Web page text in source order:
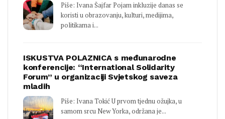
Piše: Ivana Šajfar Pojam inkluzije danas se
koristi u obrazovanju, kulturi, medijima,
politikama i...
ISKUSTVA POLAZNICA s međunarodne
konferencije: “International Solidarity
Forum” u organizaciji Svjetskog saveza
mladih
Piše: Ivana Tokić U prvom tjednu ožujka, u
samom srcu New Yorka, održana je...